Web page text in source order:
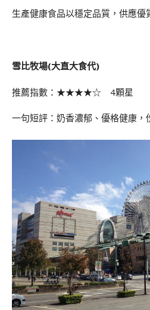
生產健康食品以穩定品質，供應優
雪比牧場(大直大食代)
推薦指數：★★★★☆ 4顆星
一句短評：奶香濃郁、優格健康，